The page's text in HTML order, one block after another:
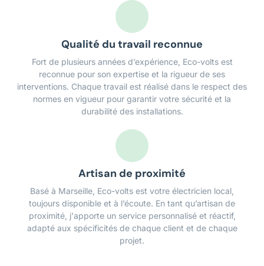
Qualité du travail reconnue
Fort de plusieurs années d’expérience, Eco-volts est
reconnue pour son expertise et la rigueur de ses
interventions. Chaque travail est réalisé dans le respect des
normes en vigueur pour garantir votre sécurité et la
durabilité des installations.
Artisan de proximité
Basé à Marseille, Eco-volts est votre électricien local,
toujours disponible et à l’écoute. En tant qu’artisan de
proximité, j'apporte un service personnalisé et réactif,
adapté aux spécificités de chaque client et de chaque
projet.